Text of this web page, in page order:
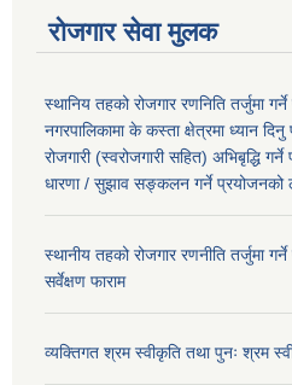
रोजगार सेवा मुलक
स्थानिय तहको रोजगार रणनिति तर्जुमा
नगरपालिकामा के कस्ता क्षेत्रमा ध्यान
रोजगारी (स्वरोजगारी सहित) अभिबृद्धि
धारणा / सुझाव सङ्कलन गर्ने प्रयोजनको
स्थानीय तहको रोजगार रणनीति तर्जुमा
सर्वेक्षण फाराम
व्यक्तिगत श्रम स्वीकृति तथा पुनः श्रम